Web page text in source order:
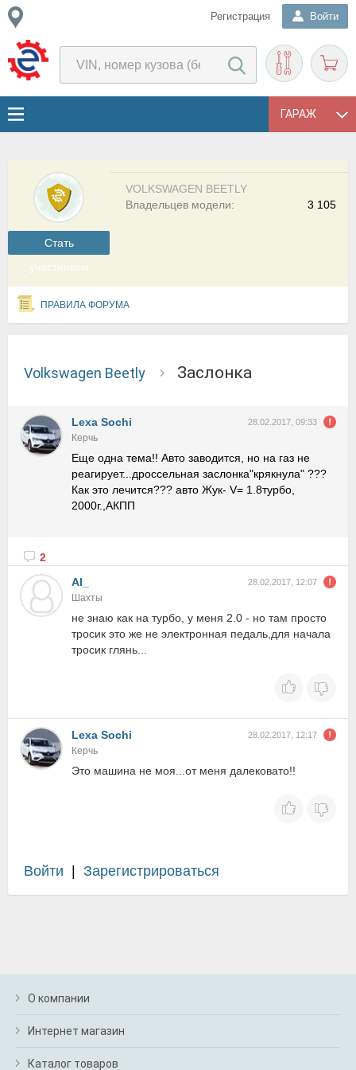
Регистрация Войти
ГАРАЖ
Cтать
участником
VOLKSWAGEN BEETLY
3 105
Владельцев модели:
ПРАВИЛА ФОРУМА
Volkswagen Beetly заслонка
Lexa Sochi 28.02.2017, 09:33
Керчь
Еще одна тема!! Авто заводится, но на газ не
реагирует...дроссельная заслонка"крякнула" ???
Как это лечится??? авто Жук- V= 1.8турбо,
2000г.,АКПП
2
Al_
28.02.2017, 12:07
Шахты
не знаю как на турбо, у меня 2.0 - но там просто
тросик это же не электронная педаль,для начала
тросик глянь...
Lexa Sochi 28.02.2017, 12:17
Керчь
Это машина не моя...от меня далековато!!
Войти Зарегистрироваться
О компании
Интернет магазин
Каталог товаров